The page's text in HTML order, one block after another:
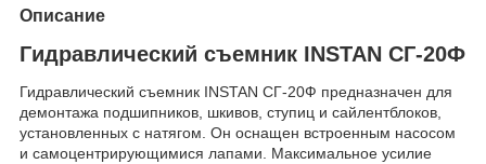
Описание
Гидравлический съемник INSTAN СГ-20Ф
Гидравлический съемник INSTAN СГ-20Ф предназначен для
демонтажа подшипников, шкивов, ступиц и сайлентблоков,
установленных с натягом. Он оснащен встроенным насосом
и самоцентрирующимися лапами. Максимальное усилие